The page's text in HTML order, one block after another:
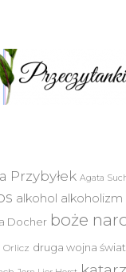
Przybyłek Agata
alkohol alkoholizm
Docher boże
Orlicz druga wojna